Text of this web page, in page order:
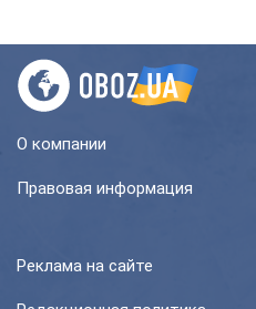
О компании
Правовая информация
Реклама на сайте